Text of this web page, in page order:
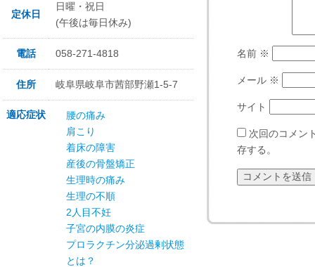
名前 ※
メール ※
サイト
次回のコメン
存する。
定休日
日曜・祝日
(午後は毎日休み)
電話 058-271-4818
住所 岐阜県岐阜市茜部野瀬1-5-7
適応症状
腰の痛み
肩こり
着床の障害
産後の骨盤矯正
生理時の痛み
生理の不順
2人目不妊
子宮の内膜の炎症
プロラクチン分泌過剰状態
とは？